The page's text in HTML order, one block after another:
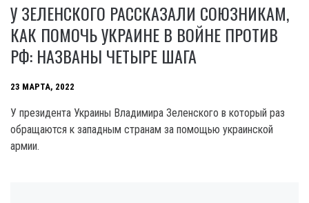
У ЗЕЛЕНСКОГО РАССКАЗАЛИ СОЮЗНИКАМ,
КАК ПОМОЧЬ УКРАИНЕ В ВОЙНЕ ПРОТИВ
РФ: НАЗВАНЫ ЧЕТЫРЕ ШАГА
23 МАРТА, 2022
У президента Украины Владимира Зеленского в который раз
обращаются к западным странам за помощью украинской
армии.